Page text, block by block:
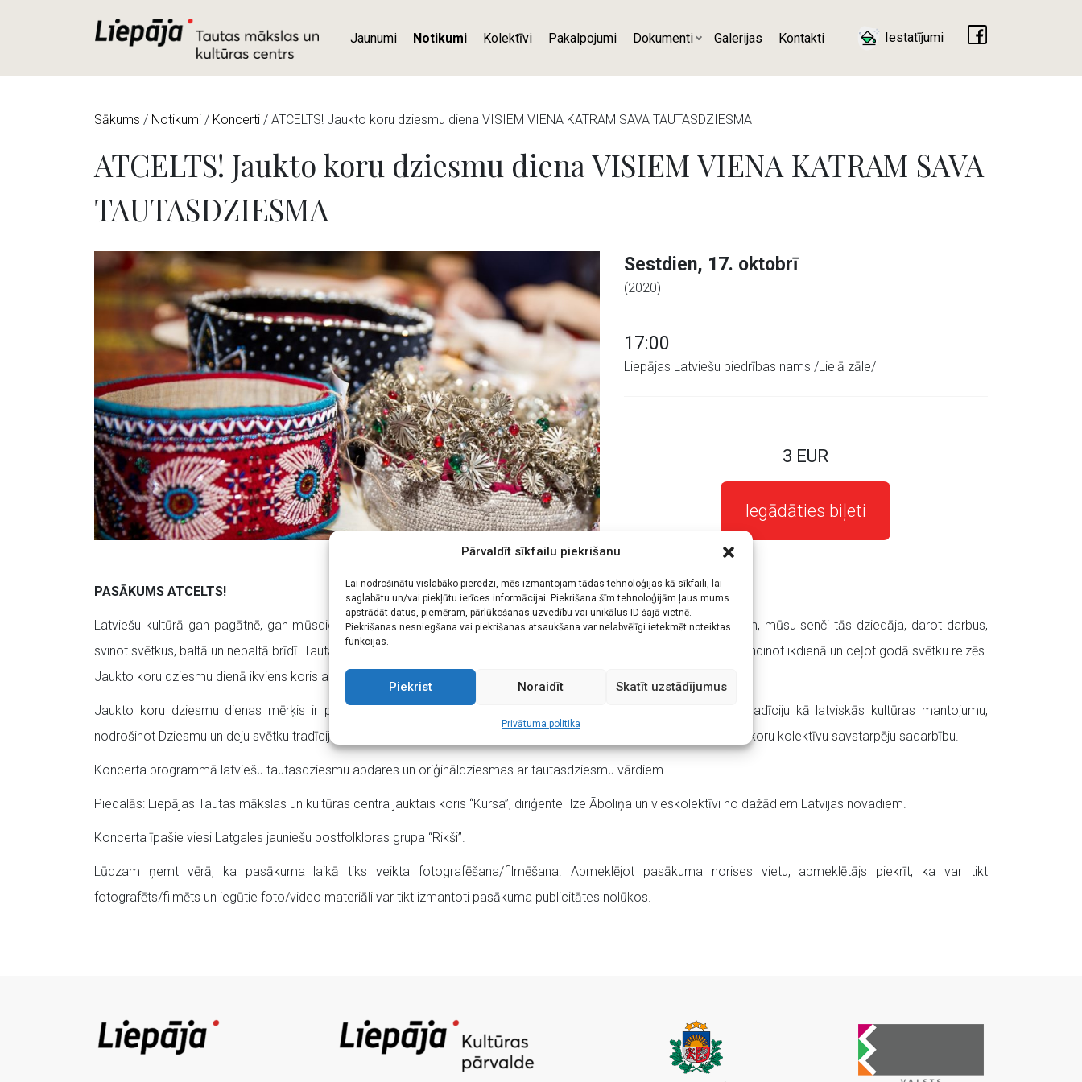
Pārvaldīt sīkfailu piekrišanu
Lai nodrošinātu vislabāko pieredzi, mēs izmantojam tādas tehnoloģijas kā sīkfaili, lai
saglabātu un/vai piekļūtu ierīces informācijai. Piekrišana šīm tehnoloģijām ļaus mums
apstrādāt datus, piemēram, pārlūkošanas uzvedību vai unikālus ID šajā vietnē.
Piekrišanas nesniegšana vai piekrišanas atsaukšana var nelabvēlīgi ietekmēt noteiktas
funkcijas.
Piekrist Noraidīt Skatīt uzstādījumus
Privātuma politika
Jaunumi Notikumi Kolektīvi Pakalpojumi Dokumenti Galerijas Kontakti Iestatījumi
Sākums / Notikumi / Koncerti / ATCELTS! Jaukto koru dziesmu diena VISIEM VIENA KATRAM SAVA TAUTASDZIESMA
ATCELTS! Jaukto koru dziesmu diena VISIEM VIENA KATRAM SAVA
TAUTASDZIESMA
Sestdien, 17. oktobrī
(2020)
17:00
Liepājas Latviešu biedrības nams /Lielā zāle/
3 EUR
Iegādāties biļeti
PASĀKUMS ATCELTS!
Latviešu kultūrā gan pagātnē, gan mūsdienās īpašu lomu ieņem tautasdziesmas. Sauktas arī par spēka dziesmām, mūsu senči tās dziedāja, darot darbus,
svinot svētkus, baltā un nebaltā brīdī. Tautasdziesmas dzīvas, spēka pilnas un ikvienam tuvas padarām mēs paši, skandinot ikdienā un ceļot godā svētku reizēs.
Jaukto koru dziesmu dienā ikviens koris aicināts izdziedāt sev tuvas un nozīmīgas tautasdziesmas.
Jaukto koru dziesmu dienas mērķis ir popularizēt latviešu tautasdziesmas, kopt un uzturēt kora dziedāšanas tradīciju kā latviskās kultūras mantojumu,
nodrošinot Dziesmu un deju svētku tradīcijas procesa nepārtrauktību, kā arī veicināt Latvijas pilsētu un novadu jaukto koru kolektīvu savstarpēju sadarbību.
Koncerta programmā latviešu tautasdziesmu apdares un oriģināldziesmas ar tautasdziesmu vārdiem.
Piedalās: Liepājas Tautas mākslas un kultūras centra jauktais koris “Kursa”, diriģente Ilze Āboliņa un vieskolektīvi no dažādiem Latvijas novadiem.
Koncerta īpašie viesi Latgales jauniešu postfolkloras grupa “Rikši”.
Lūdzam ņemt vērā, ka pasākuma laikā tiks veikta fotografēšana/filmēšana. Apmeklējot pasākuma norises vietu, apmeklētājs piekrīt, ka var tikt
fotografēts/filmēts un iegūtie foto/video materiāli var tikt izmantoti pasākuma publicitātes nolūkos.